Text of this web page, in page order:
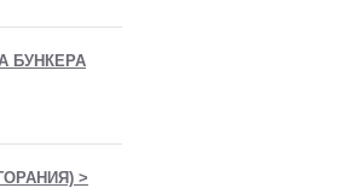
БУНКЕРА
>